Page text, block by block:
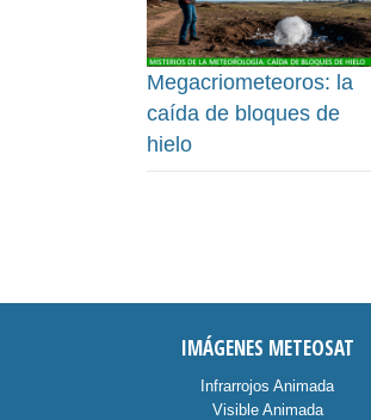
Megacriometeoros: la
caída de bloques de
hielo
IMÁGENES METEOSAT
Infrarrojos Animada
Visible Animada